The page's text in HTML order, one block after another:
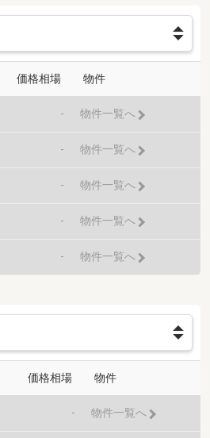
価格相場 物件
- 物件一覧へ
- 物件一覧へ
- 物件一覧へ
- 物件一覧へ
- 物件一覧へ
価格相場 物件
- 物件一覧へ